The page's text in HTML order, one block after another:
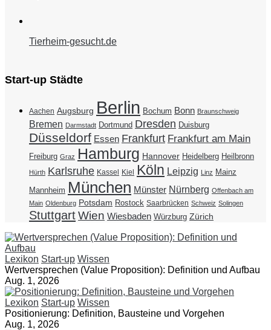
Tierheim-gesucht.de
Start-up Städte
Aachen Augsburg Berlin Bochum Bonn Braunschweig
Bremen Darmstadt Dortmund Dresden Duisburg
Düsseldorf Essen Frankfurt Frankfurt am Main
Freiburg Graz Hamburg Hannover Heidelberg Heilbronn
Hürth Karlsruhe Kassel Kiel Köln Leipzig Linz Mainz
Mannheim München Münster Nürnberg Offenbach am
Main Oldenburg Potsdam Rostock Saarbrücken Schweiz Solingen
StuttgartWien Wiesbaden Würzburg Zürich
Lexikon Start-up Wissen
Wertversprechen (Value Proposition): Definition und Aufbau
Aug. 1, 2026
Lexikon Start-up Wissen
Positionierung: Definition, Bausteine und Vorgehen
Aug. 1, 2026